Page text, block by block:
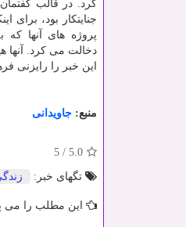
کرد. در قالب
جنایتکار بود،
پروژه های آنها که
دخالت می کرد. آنها
این خبر را رایزنی
منبع: جاویدانی
5.0
/
5
تگهای خبر:
این مطلب را می